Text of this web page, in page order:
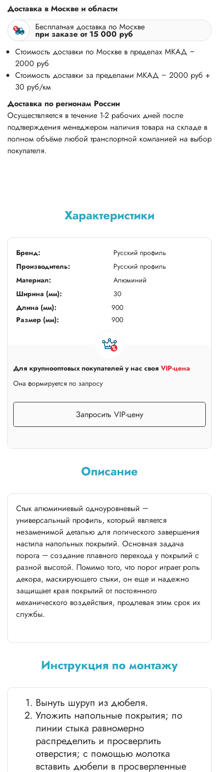
Доставка в Москве и области
Бесплатная доставка по Москве
при заказе от 15 000 руб
Стоимость доставки по Москве в пределах МКАД –
2000 руб
Стоимость доставки за пределами МКАД – 2000 руб +
30 руб/км
Доставка по регионам России
Осуществляется в течение 1-2 рабочих дней после
подтверждения менеджером наличия товара на складе в
полном объёме любой транспортной компанией на выбор
покупателя.
Характеристики
Бренд:
Русский профиль
Производитель:
Русский профиль
Материал:
Алюминий
Ширина (мм):
30
Длина (мм):
900
Размер (мм):
900
Для крупнооптовых покупателей у нас своя VIP-цена
Она формируется по запросу
Запросить VIP-цену
Описание
Стык алюминиевый одноуровневый —
универсальный профиль, который является
незаменимой деталью для логического завершения
настила напольных покрытий. Основная задача
порога — создание плавного перехода у покрытий с
разной высотой. Помимо того, что порог играет роль
декора, маскирующего стыки, он еще и надежно
защищает края покрытий от постоянного
механического воздействия, продлевая этим срок их
службы.
Инструкция по монтажу
Вынуть шуруп из дюбеля.
Уложить напольные покрытия; по
линии стыка равномерно
распределить и просверлить
отверстия; с помощью молотка
вставить дюбели в просверленные